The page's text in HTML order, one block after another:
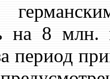
на 8 млн.
период